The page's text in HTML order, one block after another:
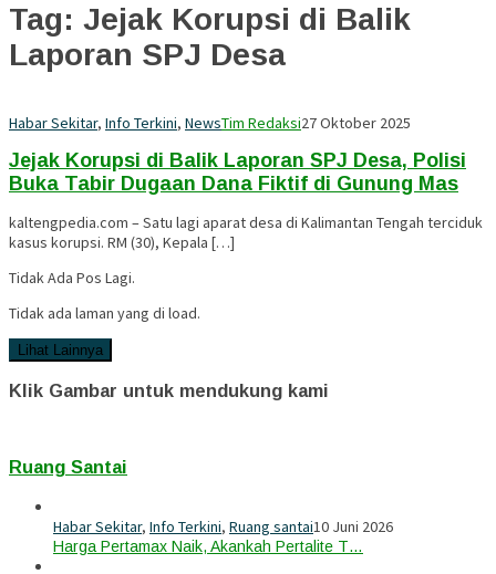
Tag: Jejak Korupsi di Balik
Laporan SPJ Desa
Habar Sekitar, Info Terkini, NewsTim Redaksi27 Oktober 2025
Jejak Korupsi di Balik Laporan SPJ Desa, Polisi
Buka Tabir Dugaan Dana Fiktif di Gunung Mas
kaltengpedia.com – Satu lagi aparat desa di Kalimantan Tengah terciduk
kasus korupsi. RM (30), Kepala […]
Tidak Ada Pos Lagi.
Tidak ada laman yang di load.
Lihat Lainnya
Klik Gambar untuk mendukung kami
Ruang Santai
Habar Sekitar, Info Terkini, Ruang santai10 Juni 2026
Harga Pertamax Naik, Akankah Pertalite T…